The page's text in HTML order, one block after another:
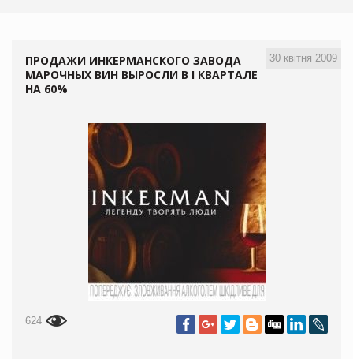
30 квітня 2009
ПРОДАЖИ ИНКЕРМАНСКОГО ЗАВОДА
МАРОЧНЫХ ВИН ВЫРОСЛИ В I КВАРТАЛЕ
НА 60%
624